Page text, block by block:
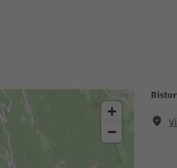
+
−